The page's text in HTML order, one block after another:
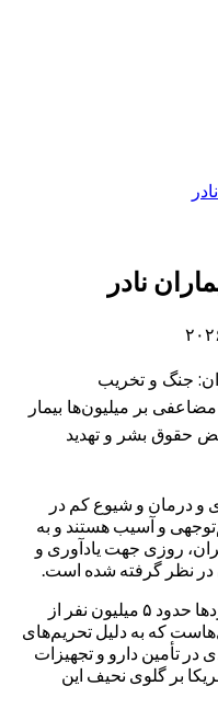
نادر
جنگ و تخریب
بر میلیون‌ها بیمار
حقوق بشر و تهدید
و درمان و شیوع کم در
و آسیب هستند و به
روزی جهت یادآوری و
در نظر گرفته شده است.
بیماران نادر ایران که طبق آخرین برآوردها حدود ۵ میلیون نفر از
که به دلیل تحریم‌های
در تأمین دارو و تجهیزات
بر گلوی نحیف این